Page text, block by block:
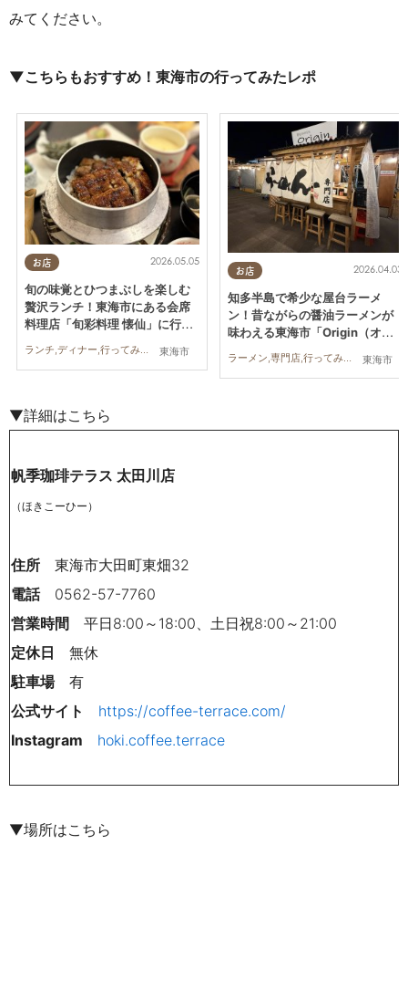
みてください。
▼こちらもおすすめ！東海市の行ってみたレポ
お店
東海市
2026.05.05
旬の味覚とひつまぶしを楽しむ
贅沢ランチ！東海市にある会席
料理店「旬彩料理 懐仙」に行っ
お店
東海市
2026.04.03
知多半島で希少な屋台ラーメ
ン！昔ながらの醤油ラーメンが
味わえる東海市「Origin（オリ
▼詳細はこちら
帆季珈琲テラス 太田川店
（ほきこーひー）
住所 東海市大田町東畑32
電話0562-57-7760
営業時間 平日8:00～18:00、土日祝8:00～21:00
定休日 無休
駐車場有
公式サイト
https://coffee-terrace.com/
Instagram
hoki.coffee.terrace
▼場所はこちら